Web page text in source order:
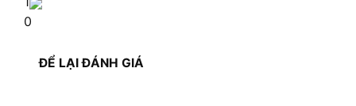
0
ĐỂ LẠI ĐÁNH GIÁ